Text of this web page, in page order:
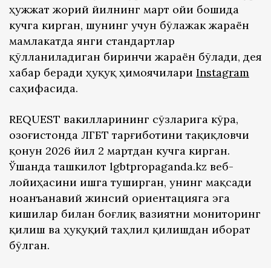
ҳужжат жорий йилнинг март ойи бошида
кучга кирган, шунинг учун бўлажак жараён
мамлакатда янги стандартлар
қўлланиладиган биринчи жараён бўлади, дея
хабар беради ҳуқуқ ҳимоячилари Instagram
саҳифасида.
REQUEST вакилларининг сўзларига кўра,
Қозоғистонда ЛГБТ тарғиботини тақиқловчи
қонун 2026 йил 2 мартдан кучга кирган.
Ўшанда ташкилот lgbtpropaganda.kz веб-
лойиҳасини ишга туширган, унинг мақсади
ноанъанавий жинсий ориентацияга эга
кишилар билан боғлиқ вазиятни мониторинг
қилиш ва ҳуқуқий таҳлил қилишдан иборат
бўлган.